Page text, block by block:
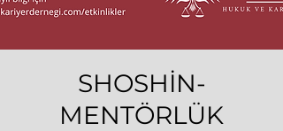
SHOSHİN-
MENTÖRLÜK